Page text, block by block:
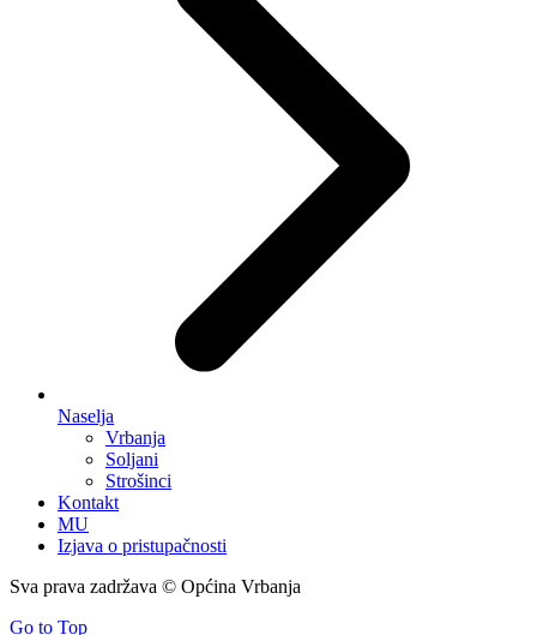
Naselja
Vrbanja
Soljani
Strošinci
Kontakt
MU
Izjava o pristupačnosti
Sva prava zadržava © Općina Vrbanja
Go to Top